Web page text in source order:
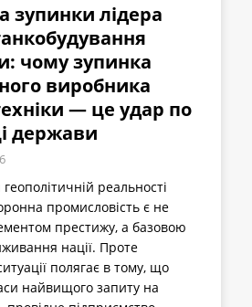
зупинки лідера
чому зупинка
виробника
— це удар по
держави
реальності
промисловість є не
престижу, а базовою
нації. Проте
полягає в тому, що
найвищого запиту на